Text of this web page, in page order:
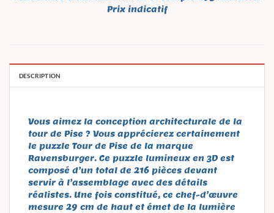
Prix indicatif
DESCRIPTION
Vous aimez la conception architecturale de la
tour de Pise ? Vous apprécierez certainement
le puzzle Tour de Pise de la marque
Ravensburger. Ce puzzle lumineux en 3D est
composé d’un total de 216 pièces devant
servir à l’assemblage avec des détails
réalistes. Une fois constitué, ce chef-d’œuvre
mesure 29 cm de haut et émet de la lumière